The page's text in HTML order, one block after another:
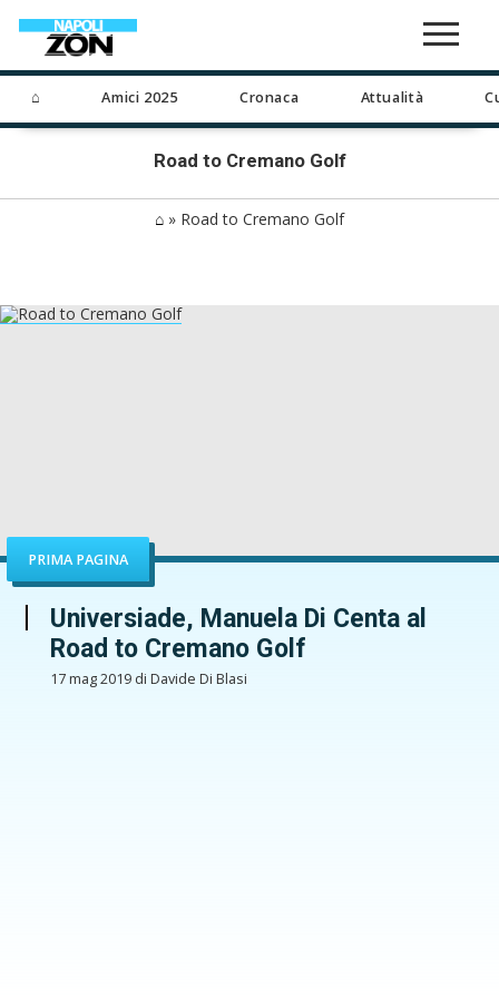
⌂ Amici 2025 Cronaca Attualità
Road to Cremano Golf
⌂ » Road to Cremano Golf
PRIMA PAGINA
Universiade, Manuela Di Centa al
Road to Cremano Golf
17 mag 2019 di Davide Di Blasi